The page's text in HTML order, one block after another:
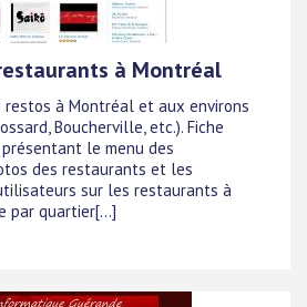
à Montréal
restos à Montréal et aux environs
Boucherville, etc.). Fiche
le menu des
des restaurants et les
sur les restaurants à
par quartier[...]